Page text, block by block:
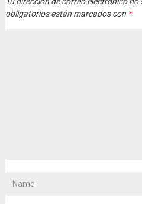
obligatorios están marcados con *